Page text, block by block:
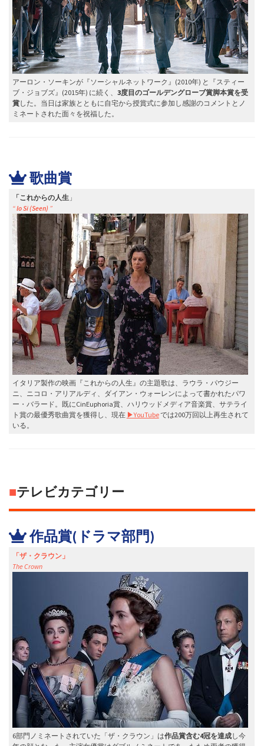
アーロン・ソーキンが『ソーシャルネットワーク』(2010年) と『スティー
ブ・ジョブズ』(2015年) に続く、 3度目のゴールデングローブ賞脚本賞を受
賞した。当日は家族とともに自宅から授賞式に参加し感謝のコメントとノ
ミネートされた面々を祝福した。
歌曲賞
「これからの人生」
“lo Si (Seen) ”
イタリア製作の映画『これからの人生』の主題歌は、ラウラ・パウジー
ニ、ニコロ・アリアルディ、ダイアン・ウォーレンによって書かれたパワ
ー・バラード。既にCinEuphoria賞、ハリウッドメディア音楽賞、サテライ
ト賞の最優秀歌曲賞を獲得し、現在 ▶︎YouTubeでは200万回以上再生されて
いる。
■テレビカテゴリー
作品賞(ドラマ部門)
「ザ・クラウン」
The Crown
6部門ノミネートされていた「ザ・クラウン」は作品賞含む4冠を達成し今